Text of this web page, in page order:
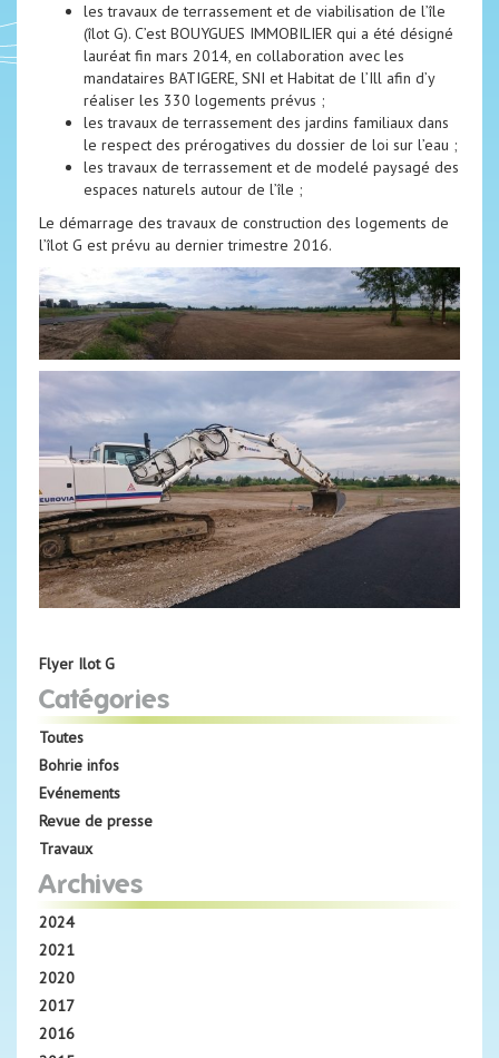
les travaux de terrassement et de viabilisation de l’île
(îlot G). C’est BOUYGUES IMMOBILIER qui a été désigné
lauréat fin mars 2014, en collaboration avec les
mandataires BATIGERE, SNI et Habitat de l’Ill afin d’y
réaliser les 330 logements prévus ;
les travaux de terrassement des jardins familiaux dans
le respect des prérogatives du dossier de loi sur l’eau ;
les travaux de terrassement et de modelé paysagé des
espaces naturels autour de l’île ;
Le démarrage des travaux de construction des logements de
l’îlot G est prévu au dernier trimestre 2016.
Flyer Ilot G
Catégories
Toutes
Bohrie infos
Evénements
Revue de presse
Travaux
Archives
2024
2021
2020
2017
2016